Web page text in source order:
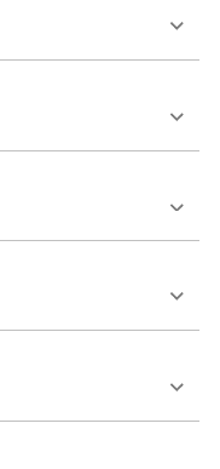
盲點偵測系統